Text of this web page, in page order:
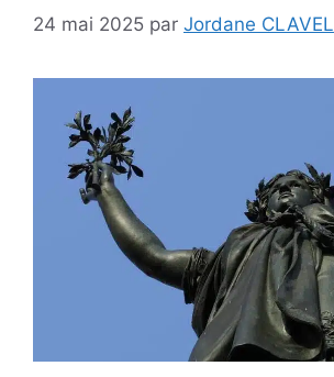
24 mai 2025 par Jordane CLAVEL